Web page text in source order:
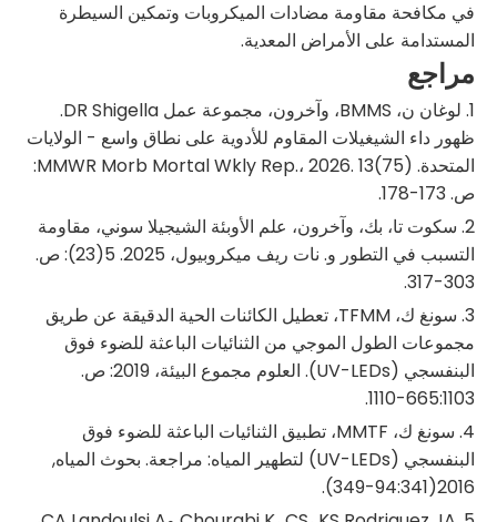
في مكافحة مقاومة مضادات الميكروبات وتمكين السيطرة
المستدامة على الأمراض المعدية.
مراجع
1. لوغان ن، BMMS، وآخرون، مجموعة عمل DR Shigella.
ظهور داء الشيغيلات المقاوم للأدوية على نطاق واسع - الولايات
المتحدة. MMWR Morb Mortal Wkly Rep.، 2026. 13(75):
ص. 173-178.
2. سكوت تا، بك، وآخرون، علم الأوبئة الشيجيلا سوني، مقاومة
التسبب في التطور و. نات ريف ميكروبيول، 2025. 5(23): ص.
303-317.
3. سونغ ك، TFMM، تعطيل الكائنات الحية الدقيقة عن طريق
مجموعات الطول الموجي من الثنائيات الباعثة للضوء فوق
البنفسجي (UV-LEDs). العلوم مجموع البيئة، 2019: ص.
665:1103-1110.
4. سونغ ك، MMTF، تطبيق الثنائيات الباعثة للضوء فوق
البنفسجي (UV-LEDs) لتطهير المياه: مراجعة. بحوث المياه,
2016(94:341-349).